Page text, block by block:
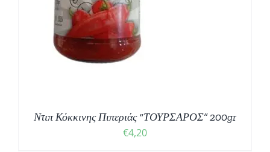
Ντιπ Κόκκινης Πιπεριάς “ΤΟΥΡΣΑΡΟΣ” 200gr
€4,20